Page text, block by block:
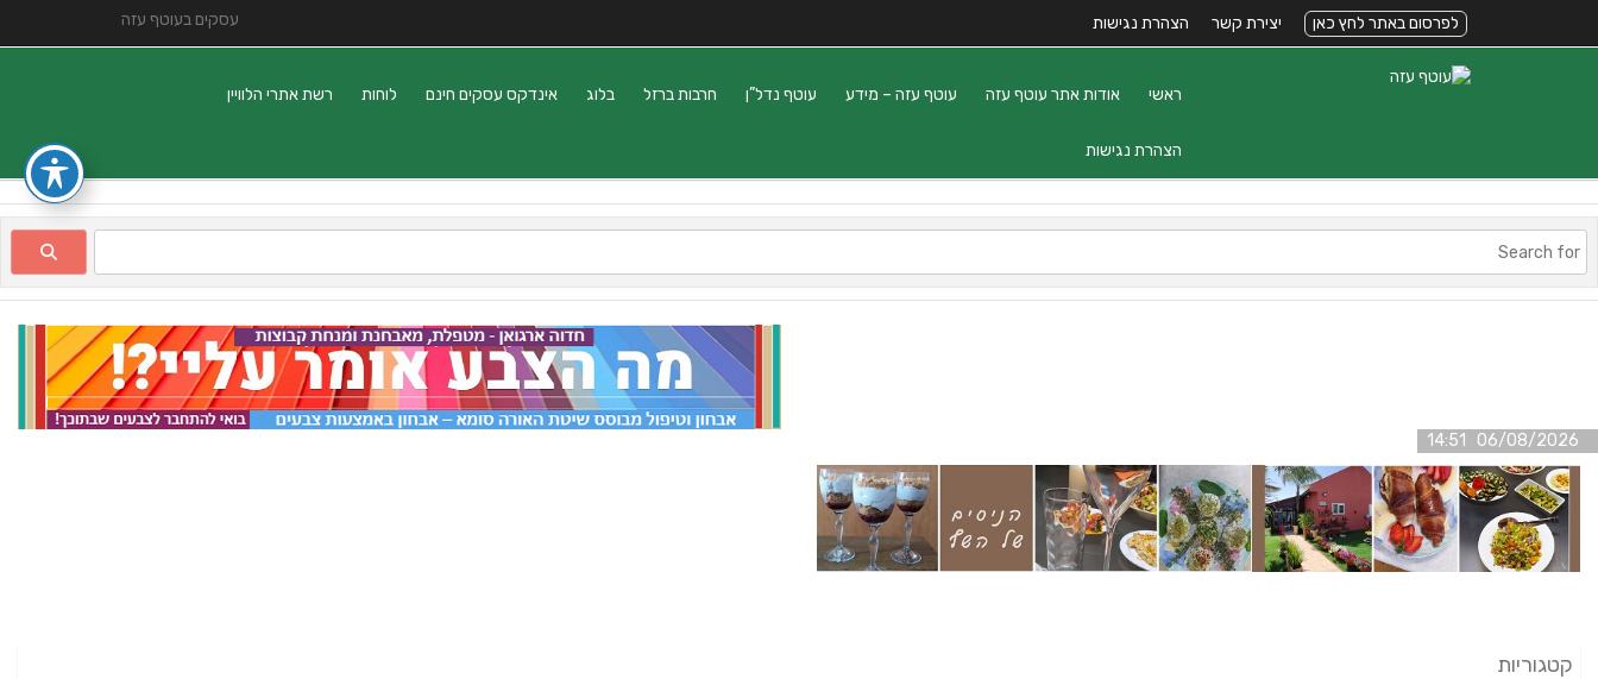
עסקים בעוטף עזה לפרסום באתר לחץ כאן יצירת קשר הצהרת נגישות
ראשי אודות אתר עוטף עזה עוטף עזה – מידע עוטף נדל”ן חרבות ברזל בלוג אינדקס עסקים חינם לוחות רשת אתרי הלוויין
הצהרת נגישות
06/08/2026 14:51
קטגוריות